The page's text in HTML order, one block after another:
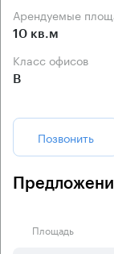
Арендуемые
10 кв.м
Класс офисов
B
Позвонить
Площадь